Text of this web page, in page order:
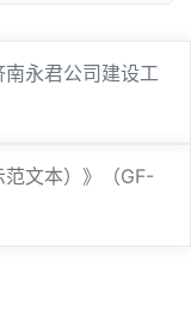
永君公司建设工
范文本）》（GF-